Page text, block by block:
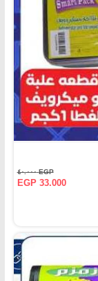
EGP ٤٠.٠٠٠
EGP 33.000